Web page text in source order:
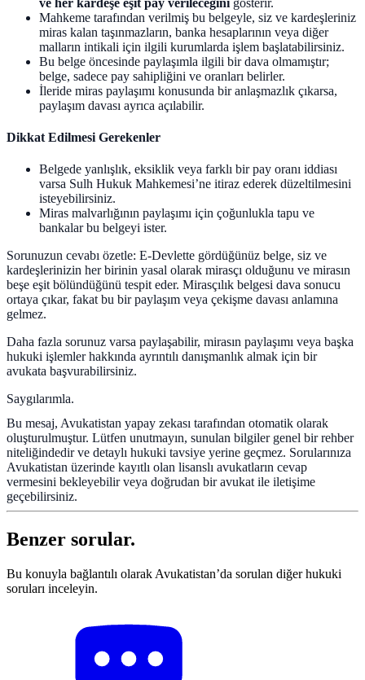
Mahkeme tarafından verilmiş bu belgeyle, siz ve kardeşleriniz
miras kalan taşınmazların, banka hesaplarının veya diğer
malların intikali için ilgili kurumlarda işlem başlatabilirsiniz.
Bu belge öncesinde paylaşımla ilgili bir dava olmamıştır;
belge, sadece pay sahipliğini ve oranları belirler.
İleride miras paylaşımı konusunda bir anlaşmazlık çıkarsa,
paylaşım davası ayrıca açılabilir.
Dikkat Edilmesi Gerekenler
Belgede yanlışlık, eksiklik veya farklı bir pay oranı iddiası
varsa Sulh Hukuk Mahkemesi’ne itiraz ederek düzeltilmesini
isteyebilirsiniz.
Miras malvarlığının paylaşımı için çoğunlukla tapu ve
bankalar bu belgeyi ister.
Sorunuzun cevabı özetle: E-Devlette gördüğünüz belge, siz ve
kardeşlerinizin her birinin yasal olarak mirasçı olduğunu ve mirasın
beşe eşit bölündüğünü tespit eder. Mirasçılık belgesi dava sonucu
ortaya çıkar, fakat bu bir paylaşım veya çekişme davası anlamına
gelmez.
Daha fazla sorunuz varsa paylaşabilir, mirasın paylaşımı veya başka
hukuki işlemler hakkında ayrıntılı danışmanlık almak için bir
avukata başvurabilirsiniz.
Saygılarımla.
Bu mesaj, Avukatistan yapay zekası tarafından otomatik olarak
oluşturulmuştur. Lütfen unutmayın, sunulan bilgiler genel bir rehber
niteliğindedir ve detaylı hukuki tavsiye yerine geçmez. Sorularınıza
Avukatistan üzerinde kayıtlı olan lisanslı avukatların cevap
vermesini bekleyebilir veya doğrudan bir avukat ile iletişime
geçebilirsiniz.
Benzer sorular.
Bu konuyla bağlantılı olarak Avukatistan’da sorulan diğer hukuki
soruları inceleyin.